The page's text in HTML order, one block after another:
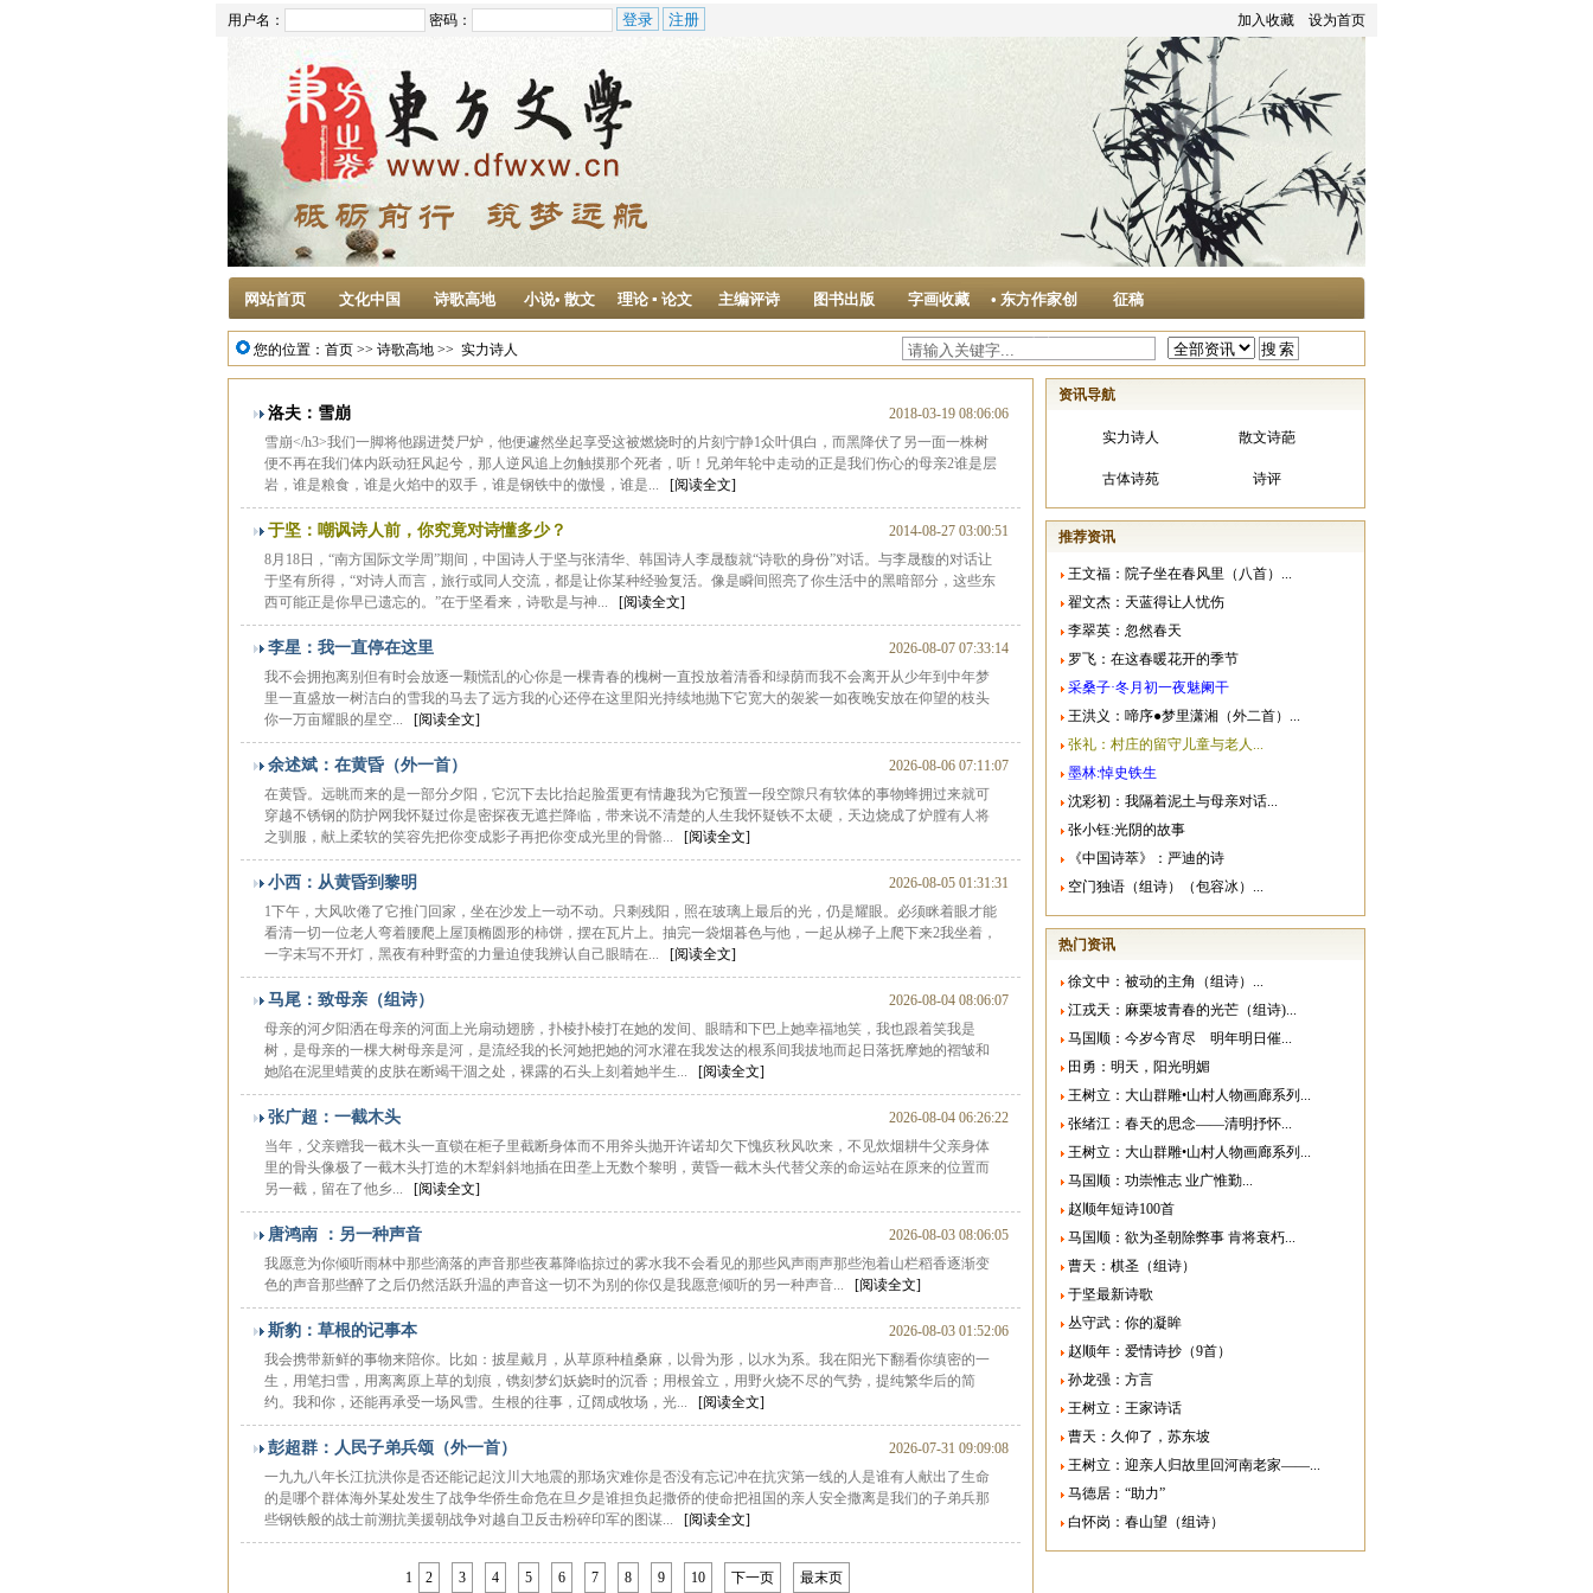
加入收藏 设为首页
用户名： 密码：
网站首页 文化中国 诗歌高地 小说• 散文 理论 ▪ 论文 主编评诗 图书出版 字画收藏 • 东方作家创 征稿
您的位置： 首页 >> 诗歌高地 >> 实力诗人
2018-03-19 08:06:06
洛夫：雪崩
雪崩</h3>我们一脚将他踢进焚尸炉，他便遽然坐起享受这被燃烧时的片刻宁静1众叶俱白，而黑降伏了另一面一株树
便不再在我们体内跃动狂风起兮，那人逆风追上勿触摸那个死者，听！兄弟年轮中走动的正是我们伤心的母亲2谁是层
岩，谁是粮食，谁是火焰中的双手，谁是钢铁中的傲慢，谁是... [阅读全文]
2014-08-27 03:00:51
于坚：嘲讽诗人前，你究竟对诗懂多少？
8月18日，“南方国际文学周”期间，中国诗人于坚与张清华、韩国诗人李晟馥就“诗歌的身份”对话。与李晟馥的对话让
于坚有所得，“对诗人而言，旅行或同人交流，都是让你某种经验复活。像是瞬间照亮了你生活中的黑暗部分，这些东
西可能正是你早已遗忘的。”在于坚看来，诗歌是与神... [阅读全文]
2026-08-07 07:33:14
李星：我一直停在这里
我不会拥抱离别但有时会放逐一颗慌乱的心你是一棵青春的槐树一直投放着清香和绿荫而我不会离开从少年到中年梦
里一直盛放一树洁白的雪我的马去了远方我的心还停在这里阳光持续地抛下它宽大的袈裟一如夜晚安放在仰望的枝头
你一万亩耀眼的星空... [阅读全文]
2026-08-06 07:11:07
余述斌：在黄昏（外一首）
在黄昏。远眺而来的是一部分夕阳，它沉下去比抬起脸蛋更有情趣我为它预置一段空隙只有软体的事物蜂拥过来就可
穿越不锈钢的防护网我怀疑过你是密探夜无遮拦降临，带来说不清楚的人生我怀疑铁不太硬，天边烧成了炉膛有人将
之驯服，献上柔软的笑容先把你变成影子再把你变成光里的骨骼... [阅读全文]
2026-08-05 01:31:31
小西：从黄昏到黎明
1下午，大风吹倦了它推门回家，坐在沙发上一动不动。只剩残阳，照在玻璃上最后的光，仍是耀眼。必须眯着眼才能
看清一切一位老人弯着腰爬上屋顶椭圆形的柿饼，摆在瓦片上。抽完一袋烟暮色与他，一起从梯子上爬下来2我坐着，
一字未写不开灯，黑夜有种野蛮的力量迫使我辨认自己眼睛在... [阅读全文]
2026-08-04 08:06:07
马尾：致母亲（组诗）
母亲的河夕阳洒在母亲的河面上光扇动翅膀，扑棱扑棱打在她的发间、眼睛和下巴上她幸福地笑，我也跟着笑我是
树，是母亲的一棵大树母亲是河，是流经我的长河她把她的河水灌在我发达的根系间我拔地而起日落抚摩她的褶皱和
她陷在泥里蜡黄的皮肤在断竭干涸之处，裸露的石头上刻着她半生... [阅读全文]
2026-08-04 06:26:22
张广超：一截木头
当年，父亲赠我一截木头一直锁在柜子里截断身体而不用斧头抛开许诺却欠下愧疚秋风吹来，不见炊烟耕牛父亲身体
里的骨头像极了一截木头打造的木犁斜斜地插在田垄上无数个黎明，黄昏一截木头代替父亲的命运站在原来的位置而
另一截，留在了他乡... [阅读全文]
2026-08-03 08:06:05
唐鸿南 ：另一种声音
我愿意为你倾听雨林中那些滴落的声音那些夜幕降临掠过的雾水我不会看见的那些风声雨声那些泡着山栏稻香逐渐变
色的声音那些醉了之后仍然活跃升温的声音这一切不为别的你仅是我愿意倾听的另一种声音... [阅读全文]
2026-08-03 01:52:06
斯豹：草根的记事本
我会携带新鲜的事物来陪你。比如：披星戴月，从草原种植桑麻，以骨为形，以水为系。我在阳光下翻看你缜密的一
生，用笔扫雪，用离离原上草的划痕，镌刻梦幻妖娆时的沉香；用根耸立，用野火烧不尽的气势，提纯繁华后的简
约。我和你，还能再承受一场风雪。生根的往事，辽阔成牧场，光... [阅读全文]
2026-07-31 09:09:08
彭超群：人民子弟兵颂（外一首）
一九九八年长江抗洪你是否还能记起汶川大地震的那场灾难你是否没有忘记冲在抗灾第一线的人是谁有人献出了生命
的是哪个群体海外某处发生了战争华侨生命危在旦夕是谁担负起撒侨的使命把祖国的亲人安全撒离是我们的子弟兵那
些钢铁般的战士前溯抗美援朝战争对越自卫反击粉碎印军的图谋... [阅读全文]
1 2 3 4 5 6 7 8 9 10 下一页 最末页
资讯导航
实力诗人 散文诗葩
古体诗苑 诗评
推荐资讯
王文福：院子坐在春风里（八首）...
翟文杰：天蓝得让人忧伤
李翠英：忽然春天
罗飞：在这春暖花开的季节
采桑子·冬月初一夜魅阑干
王洪义：啼序●梦里潇湘（外二首）...
张礼：村庄的留守儿童与老人...
墨林:悼史铁生
沈彩初：我隔着泥土与母亲对话...
张小钰:光阴的故事
《中国诗萃》：严迪的诗
空门独语（组诗）（包容冰）...
热门资讯
徐文中：被动的主角（组诗）...
江戎天：麻栗坡青春的光芒（组诗)...
马国顺：今岁今宵尽 明年明日催...
田勇：明天，阳光明媚
王树立：大山群雕•山村人物画廊系列...
张绪江：春天的思念——清明抒怀...
王树立：大山群雕•山村人物画廊系列...
马国顺：功崇惟志 业广惟勤...
赵顺年短诗100首
马国顺：欲为圣朝除弊事 肯将衰朽...
曹天：棋圣（组诗）
于坚最新诗歌
丛守武：你的凝眸
赵顺年：爱情诗抄（9首）
孙龙强：方言
王树立：王家诗话
曹天：久仰了，苏东坡
王树立：迎亲人归故里回河南老家——...
马德居：“助力”
白怀岗：春山望（组诗）